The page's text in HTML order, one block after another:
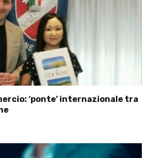
‘ponte’ internazionale tra